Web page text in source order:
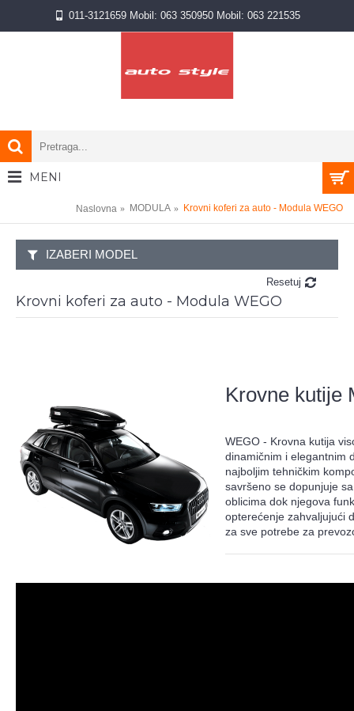
011-3121659 Mobil: 063 350950 Mobil: 063 221535
MENI
Naslovna MODULA Krovni koferi za auto - Modula WEGO
IZABERI MODEL
Resetuj
Krovni koferi za auto - Modula WEGO
Krovne kutije
WEGO - Krovna kutija
dinamičnim i elegantnim
najboljim tehničkim
savršeno se dopunjuje
oblicima dok njegova
opterećenje zahvaljujući
za sve potrebe za